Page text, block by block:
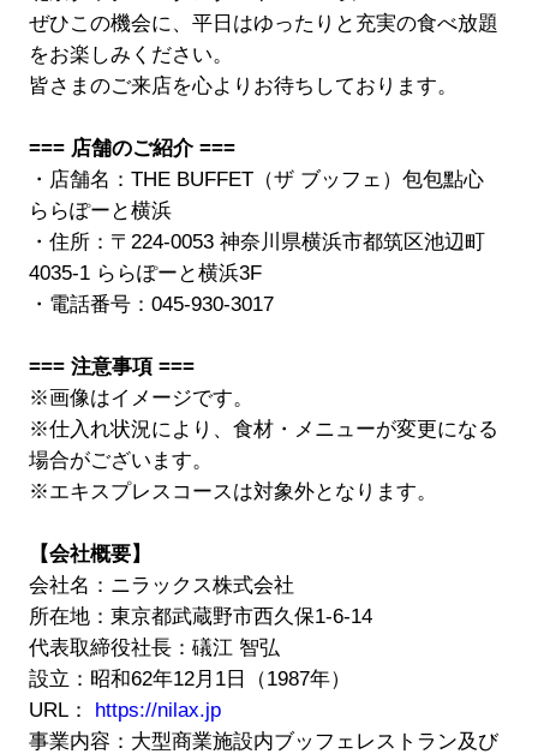
ぜひこの機会に、平日はゆったりと充実の食べ放題
をお楽しみください。
皆さまのご来店を心よりお待ちしております。
=== 店舗のご紹介 ===
・店舗名：THE BUFFET（ザ ブッフェ）包包點心
ららぽーと横浜
・住所：〒224-0053 神奈川県横浜市都筑区池辺町
4035-1 ららぽーと横浜3F
・電話番号：045-930-3017
=== 注意事項 ===
※画像はイメージです。
※仕入れ状況により、食材・メニューが変更になる
場合がございます。
※エキスプレスコースは対象外となります。
【会社概要】
会社名：ニラックス株式会社
所在地：東京都武蔵野市西久保1-6-14
代表取締役社長：礒江 智弘
設立：昭和62年12月1日（1987年）
URL： https://nilax.jp
事業内容：大型商業施設内ブッフェレストラン及び